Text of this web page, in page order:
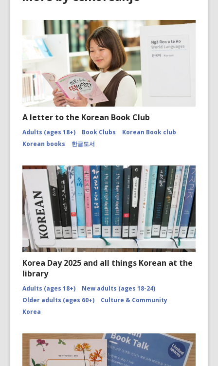
A letter to the Korean Book Club
Adults (ages 18+) Book Clubs
Korean Book club
Korean books
한글도서
Korea Day 2025 and all things Korean at the
library
Adults (ages 18+)
New adults (ages 18-24)
Older adults (ages 60+)
Culture & Community
Korea